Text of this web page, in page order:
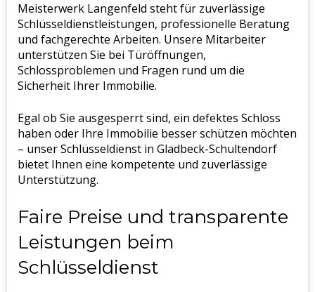
Meisterwerk Langenfeld steht für zuverlässige
Schlüsseldienstleistungen, professionelle Beratung
und fachgerechte Arbeiten. Unsere Mitarbeiter
unterstützen Sie bei Türöffnungen,
Schlossproblemen und Fragen rund um die
Sicherheit Ihrer Immobilie.
Egal ob Sie ausgesperrt sind, ein defektes Schloss
haben oder Ihre Immobilie besser schützen möchten
– unser Schlüsseldienst in Gladbeck-Schultendorf
bietet Ihnen eine kompetente und zuverlässige
Unterstützung.
Faire Preise und transparente
Leistungen beim
Schlüsseldienst